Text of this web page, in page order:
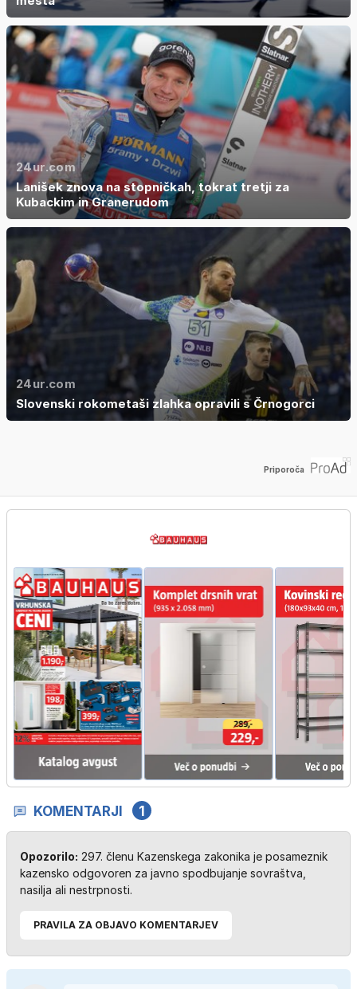
24ur.com
Lanišek znova na stopničkah, tokrat tretji za
Kubackim in Granerudom
24ur.com
Slovenski rokometaši zlahka opravili s Črnogorci
Priporoča
KOMENTARJI 1
Opozorilo: 297. členu Kazenskega zakonika je posameznik
kazensko odgovoren za javno spodbujanje sovraštva,
nasilja ali nestrpnosti.
PRAVILA ZA OBJAVO KOMENTARJEV